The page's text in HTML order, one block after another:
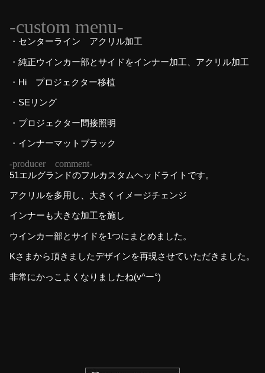
-custom menu-
・センターライン アクリル加工
・純正ウインカー部とサイドをインナー加工、アクリル加工
・Hi プロジェクター移植
・SEリング
・プロジェクター間接照明
・インナーマットブラック
-producer comment-
51エルグランドのフルカスタムヘッドライトです。
アクリルを多用し、大きくイメージチェンジ
インナーも大きな加工を施し
ウインカー部とサイドを1つにまとめました。
Kさまから頂きましたデザインを再現させていただきました。
非常にかっこよくなりましたね(v^ー°)